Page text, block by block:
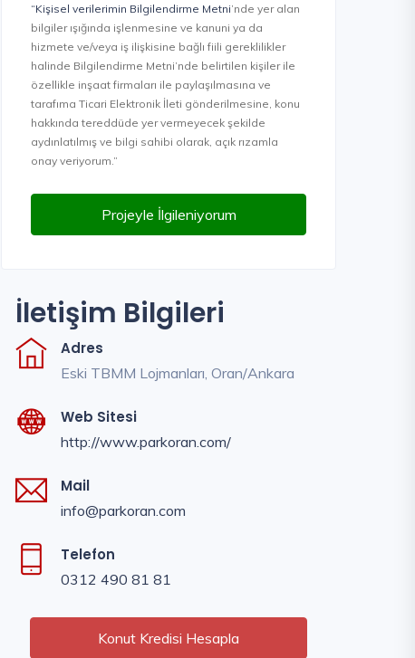
“Kişisel verilerimin Bilgilendirme Metni’nde yer alan
bilgiler ışığında işlenmesine ve kanuni ya da
hizmete ve/veya iş ilişkisine bağlı fiili gereklilikler
halinde Bilgilendirme Metni’nde belirtilen kişiler ile
özellikle inşaat firmaları ile paylaşılmasına ve
tarafıma Ticari Elektronik İleti gönderilmesine, konu
hakkında tereddüde yer vermeyecek şekilde
aydınlatılmış ve bilgi sahibi olarak, açık rızamla
onay veriyorum.”
Projeyle İlgileniyorum
İletişim Bilgileri
Adres
Eski TBMM Lojmanları, Oran/Ankara
Web Sitesi
http://www.parkoran.com/
Mail
info@parkoran.com
Telefon
0312 490 81 81
Konut Kredisi Hesapla